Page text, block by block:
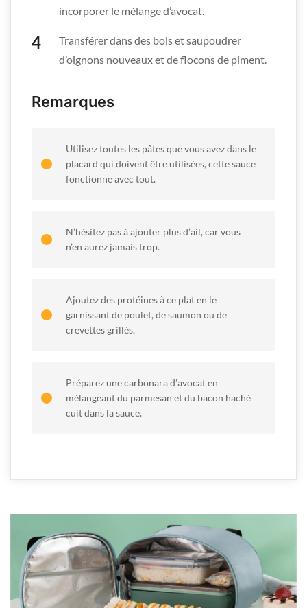
incorporer le mélange d’avocat.
Transférer dans des bols et saupoudrer
d’oignons nouveaux et de flocons de piment.
Remarques
Utilisez toutes les pâtes que vous avez dans le
placard qui doivent être utilisées, cette sauce
fonctionne avec tout.
N’hésitez pas à ajouter plus d’ail, car vous
n’en aurez jamais trop.
Ajoutez des protéines à ce plat en le
garnissant de poulet, de saumon ou de
crevettes grillés.
Préparez une carbonara d’avocat en
mélangeant du parmesan et du bacon haché
cuit dans la sauce.